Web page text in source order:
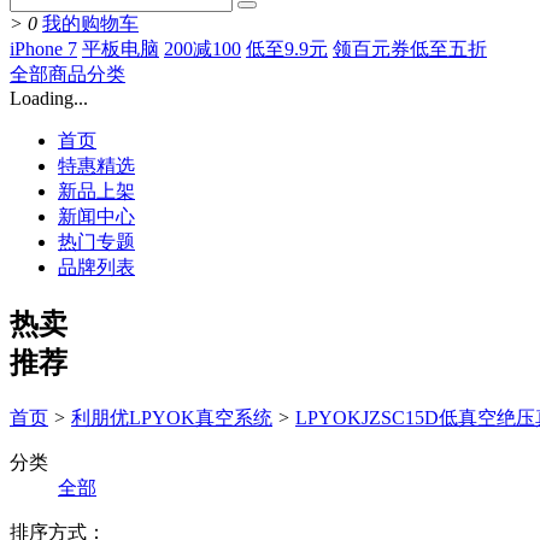
> 0 我的购物车
iPhone 7 平板电脑 200减100 低至9.9元 领百元券低至五折
全部商品分类
Loading...
首页
特惠精选
新品上架
新闻中心
热门专题
品牌列表
热卖
推荐
首页 > 利朋优LPYOK真空系统 > LPYOKJZSC15D低真空绝
分类
全部
排序方式：